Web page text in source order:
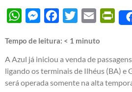
WhatsAppMessengerFacebook
Twitter Email
Tempo de leitura: < 1 minuto
A Azul já iniciou a venda de
ligando os terminais de Ilhéus (BA) e
será operada somente na alta